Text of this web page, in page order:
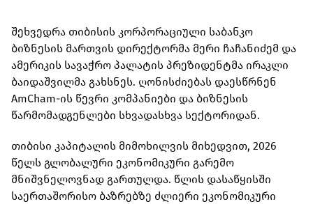
შეხვედრა თიბისის კორპორაციული საბანკო
ბიზნესის მართვის დირექტორმა მერი ჩაჩანიძემ და
ამერიკის სავაჭრო პალატის პრეზიდენტმა ირაკლი
ბაიდაშვილმა გახსნეს. ღონისძიებას დაესწრნენ
AmCham-ის წევრი კომპანიები და ბიზნესის
წარმომადგენლები სხვადასხვა სექტორიდან.
თიბისი კაპიტალის მიმოხილვის მიხედვით, 2026
წელს გლობალური ეკონომიკური გარემო
მნიშვნელოვნად გართულდა. წლის დასაწყისში
საერთაშორისო ბაზრებზე ძლიერი ეკონომიკური